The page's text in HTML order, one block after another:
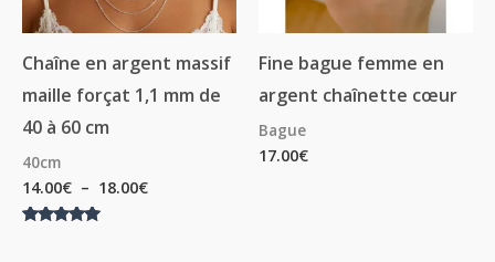
Chaîne en argent massif
maille forçat 1,1 mm de
40 à 60 cm
40cm
14.00€ – 18.00€
Fine bague femme en
argent chaînette cœur
Bague
17.00€